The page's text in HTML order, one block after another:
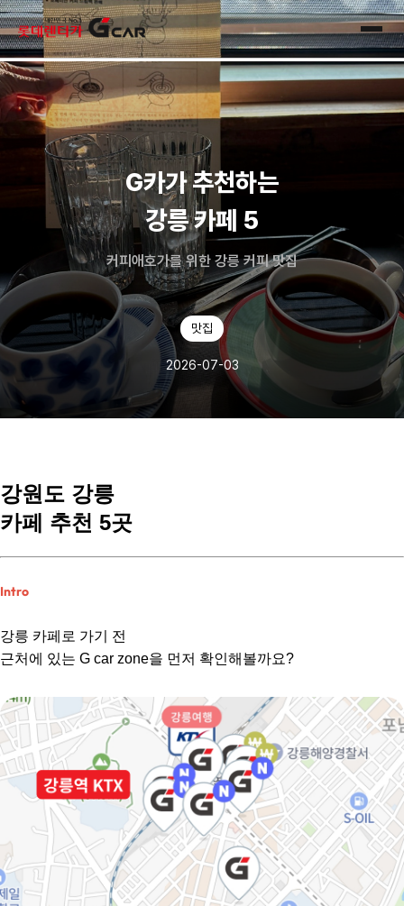
skip navigation
전체
G카가 추천하는
강릉 카페 5
커피애호가를 위한 강릉 커피 맛집
맛집
2026-07-03
강원도 강릉
카페 추천 5곳
Intro
강릉 카페로 가기 전
근처에 있는 G car zone을 먼저 확인해볼까요?